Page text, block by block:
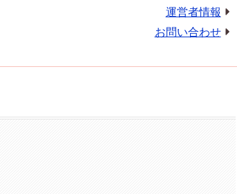
運営者情報
お問い合わせ